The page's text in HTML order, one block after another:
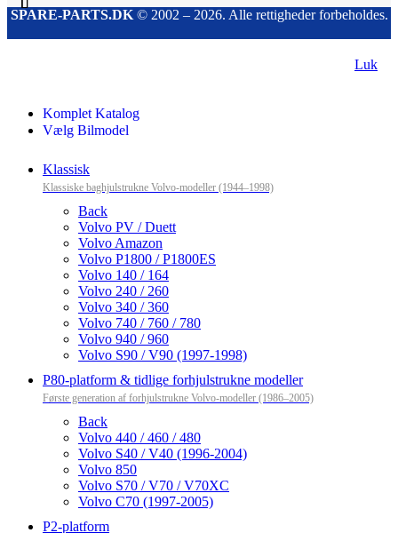
SPARE-PARTS.DK© 2002 – 2026. Alle rettigheder forbeholdes.
Luk
Komplet Katalog
Vælg Bilmodel
Klassisk
Klassiske baghjulstrukne Volvo-modeller (1944–1998)
Back
Volvo PV / Duett
Volvo Amazon
Volvo P1800 / P1800ES
Volvo 140 / 164
Volvo 240 / 260
Volvo 340 / 360
Volvo 740 / 760 / 780
Volvo 940 / 960
Volvo S90 / V90 (1997-1998)
P80-platform & tidlige forhjulstrukne modeller
Første generation af forhjulstrukne Volvo-modeller (1986–2005)
Back
Volvo 440 / 460 / 480
Volvo S40 / V40 (1996-2004)
Volvo 850
Volvo S70 / V70 / V70XC
Volvo C70 (1997-2005)
P2-platform